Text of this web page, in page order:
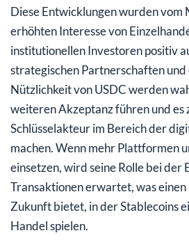
Diese Entwicklungen wurden vom
erhöhten Interesse von
institutionellen Investoren positiv
strategischen Partnerschaften
Nützlichkeit von USDC werden
weiteren Akzeptanz führen und es
Schlüsselakteur im Bereich der
machen. Wenn mehr Plattformen
einsetzen, wird seine Rolle bei
Transaktionen erwartet, was einen
Zukunft bietet, in der Stablecoins
Handel spielen.